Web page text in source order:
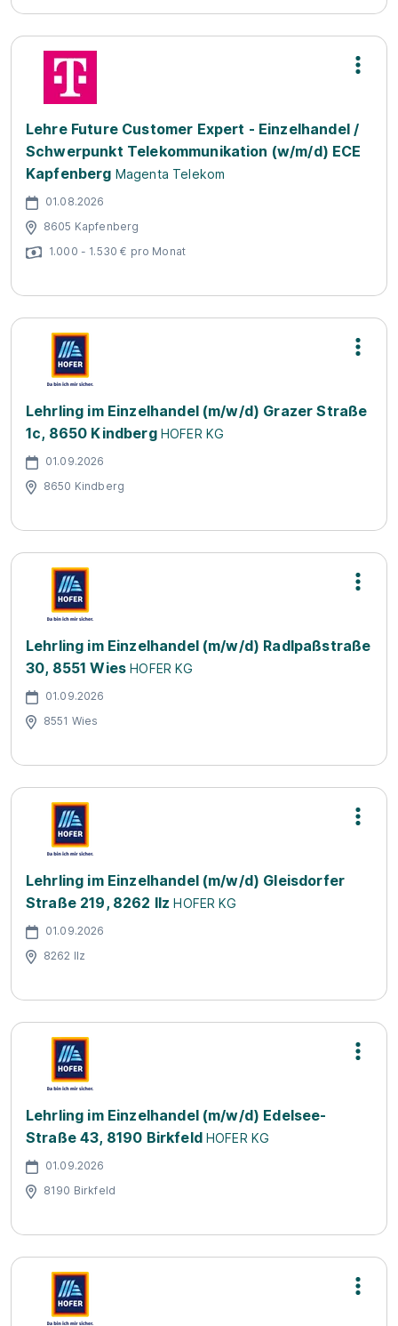
Lehre Future Customer Expert - Einzelhandel /
Schwerpunkt Telekommunikation (w/m/d) ECE
Kapfenberg Magenta Telekom
01.08.2026
8605 Kapfenberg
1.000 - 1.530 € pro Monat
Lehrling im Einzelhandel (m/w/d) Grazer Straße
1c, 8650 Kindberg HOFER KG
01.09.2026
8650 Kindberg
Lehrling im Einzelhandel (m/w/d) Radlpaßstraße
30, 8551 Wies HOFER KG
01.09.2026
8551 Wies
Lehrling im Einzelhandel (m/w/d) Gleisdorfer
Straße 219, 8262 Ilz HOFER KG
01.09.2026
8262 Ilz
Lehrling im Einzelhandel (m/w/d) Edelsee-
Straße 43, 8190 Birkfeld HOFER KG
01.09.2026
8190 Birkfeld